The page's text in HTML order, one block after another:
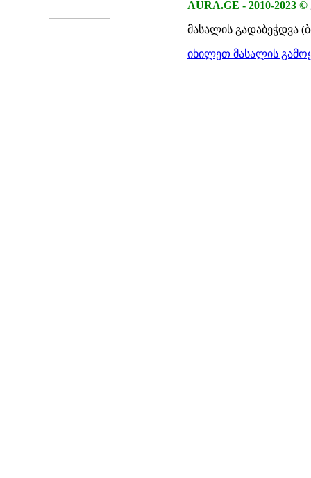
AURA.GE - 2010-2023 ©
მასალის გადაბეჭდვა
იხილეთ მასალის